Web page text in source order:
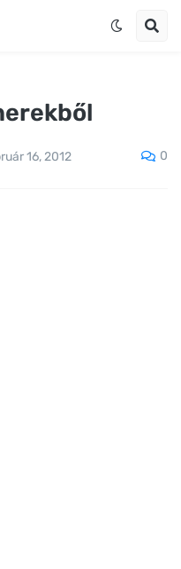
16, 2012 0